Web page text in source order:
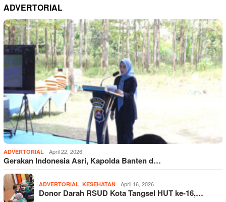
ADVERTORIAL
ADVERTORIAL April 22, 2026
Gerakan Indonesia Asri, Kapolda Banten d…
ADVERTORIAL KESEHATAN April 16, 2026
Donor Darah RSUD Kota Tangsel HUT ke-16,…